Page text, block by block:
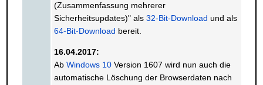
(Zusammenfassung mehrerer
Sicherheitsupdates)" als 32-Bit-Download und als
64-Bit-Download bereit.
16.04.2017:
Ab Windows 10Version 1607 wird nun auch die
automatische Löschung der Browserdaten nach